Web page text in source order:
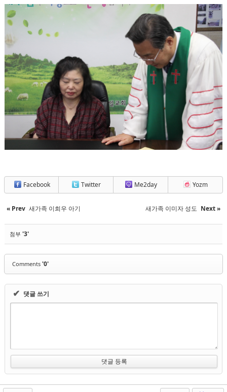
Facebook Twitter Me2day Yozm
« Prev 새가족 이희우 아기 새가족 이미자 성도 Next »
첨부 '3'
Comments '0'
✔ 댓글 쓰기